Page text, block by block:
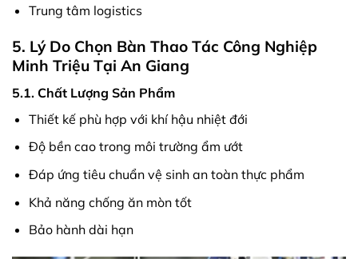
Trung tâm logistics
5. Lý Do Chọn Bàn Thao Tác Công Nghiệp
Minh Triệu Tại An Giang
5.1. Chất Lượng Sản Phẩm
Thiết kế phù hợp với khí hậu nhiệt đới
Độ bền cao trong môi trường ẩm ướt
Đáp ứng tiêu chuẩn vệ sinh an toàn thực phẩm
Khả năng chống ăn mòn tốt
Bảo hành dài hạn